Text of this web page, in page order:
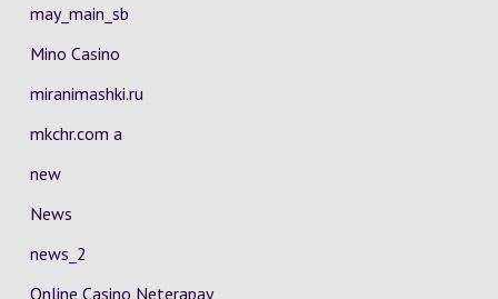
may_main_sb
Mino Casino
miranimashki.ru
mkchr.com a
new
News
news_2
Online Casino Neterapay